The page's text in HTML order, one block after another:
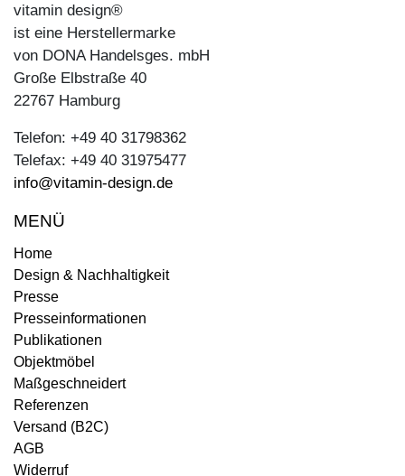
vitamin design®
ist eine Herstellermarke
von DONA Handelsges. mbH
Große Elbstraße 40
22767 Hamburg
Telefon: +49 40 31798362
Telefax: +49 40 31975477
info@vitamin-design.de
MENÜ
Home
Design & Nachhaltigkeit
Presse
Presseinformationen
Publikationen
Objektmöbel
Maßgeschneidert
Referenzen
Versand (B2C)
AGB
Widerruf